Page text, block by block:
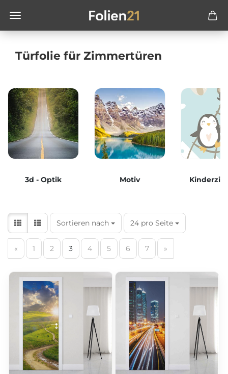
Türfolie für Zimmertüren
3d - Optik Motiv
Sortieren nach 24 pro Seite
« 1 2 3 4 5 6 7 »